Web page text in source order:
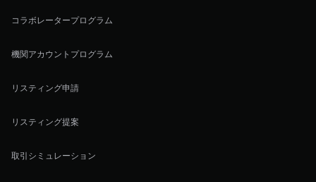
コラボレータープログラム
機関アカウントプログラム
リスティング申請
リスティング提案
取引シミュレーション